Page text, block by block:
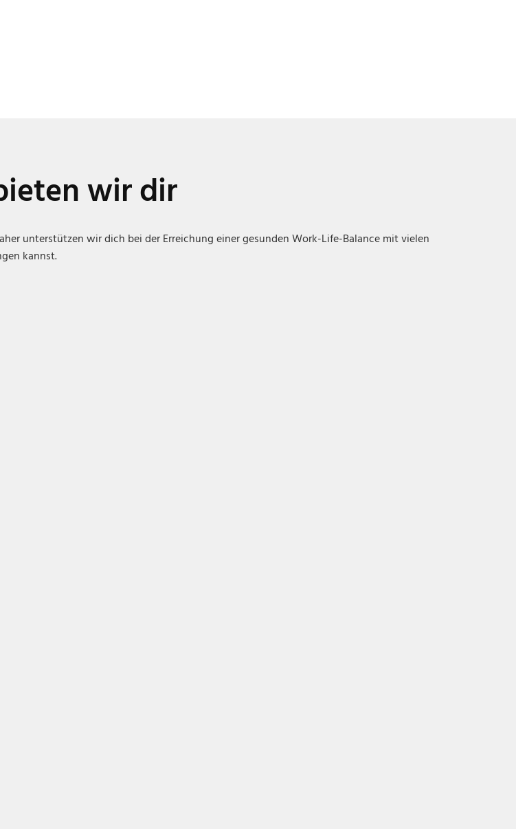
wir dir
unterstützen wir dich bei der Erreichung einer gesunden Work-Life-Balance mit vielen
kannst.